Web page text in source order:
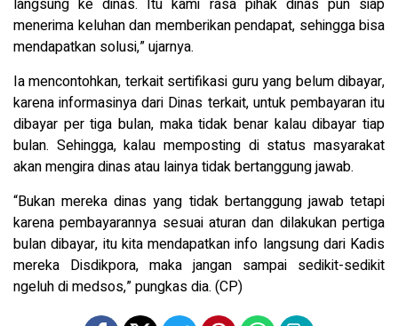
langsung ke dinas. Itu kami rasa pihak dinas pun siap
menerima keluhan dan memberikan pendapat, sehingga bisa
mendapatkan solusi,” ujarnya.
Ia mencontohkan, terkait sertifikasi guru yang belum dibayar,
karena informasinya dari Dinas terkait, untuk pembayaran itu
dibayar per tiga bulan, maka tidak benar kalau dibayar tiap
bulan. Sehingga, kalau memposting di status masyarakat
akan mengira dinas atau lainya tidak bertanggung jawab.
“Bukan mereka dinas yang tidak bertanggung jawab tetapi
karena pembayarannya sesuai aturan dan dilakukan pertiga
bulan dibayar, itu kita mendapatkan info langsung dari Kadis
mereka Disdikpora, maka jangan sampai sedikit-sedikit
ngeluh di medsos,” pungkas dia. (CP)